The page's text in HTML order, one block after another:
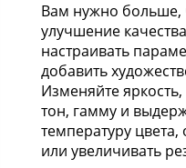
Вам нужно больше,
улучшение
настраивать
добавить
Изменяйте
тон, гамму и
температуру
или увеличивать